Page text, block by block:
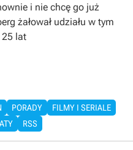
i nie chcę go już
żałował udziału w tym
lat
PORADY
FILMY I SERIALE
RSS